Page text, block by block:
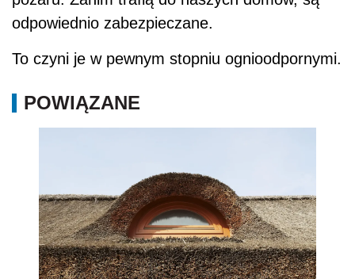
odpowiednio zabezpieczane.
To czyni je w pewnym stopniu ognioodpornymi.
POWIĄZANE